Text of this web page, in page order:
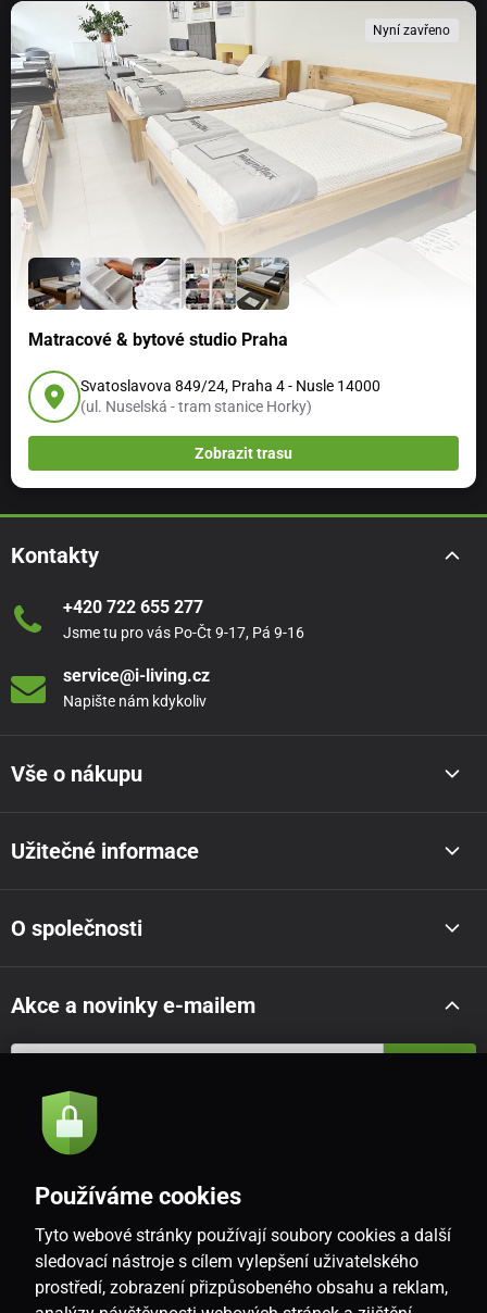
Nyní zavřeno
Matracové & bytové studio Praha
Svatoslavova 849/24, Praha 4 - Nusle 14000
(ul. Nuselská - tram stanice Horky)
Zobrazit trasu
Kontakty
+420 722 655 277
Jsme tu pro vás Po-Čt 9-17, Pá 9-16
service@i-living.cz
Napište nám kdykoliv
Vše o nákupu
Užitečné informace
O společnosti
Akce a novinky e-mailem
Souhlasím se
CZ
Používáme cookies
Tyto webové stránky používají soubory cookies a další
sledovací nástroje s cílem vylepšení uživatelského
prostředí, zobrazení přizpůsobeného obsahu a reklam,